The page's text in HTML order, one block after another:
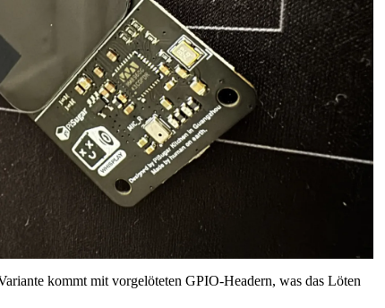
kommt mit vorgelöteten GPIO-Headern, was das Löten